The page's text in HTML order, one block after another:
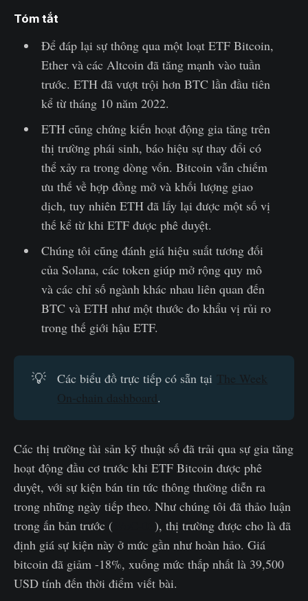
Tóm tắt
Để đáp lại sự thông qua một loạt ETF Bitcoin,
Ether và các Altcoin đã tăng mạnh vào tuần
trước. ETH đã vượt trội hơn BTC lần đầu tiên
kể từ tháng 10 năm 2022.
ETH cũng chứng kiến hoạt động gia tăng trên
thị trường phái sinh, báo hiệu sự thay đổi có
thể xảy ra trong dòng vốn. Bitcoin vẫn chiếm
ưu thế về hợp đồng mở và khối lượng giao
dịch, tuy nhiên ETH đã lấy lại được một số vị
thế kể từ khi ETF được phê duyệt.
Chúng tôi cũng đánh giá hiệu suất tương đối
của Solana, các token giúp mở rộng quy mô
và các chỉ số ngành khác nhau liên quan đến
BTC và ETH như một thước đo khẩu vị rủi ro
trong thế giới hậu ETF.
💡 Các biểu đồ trực tiếp có sẵn tại The Week
On-chain dashboard.
Các thị trường tài sản kỹ thuật số đã trải qua sự gia tăng
hoạt động đầu cơ trước khi ETF Bitcoin được phê
duyệt, với sự kiện bán tin tức thông thường diễn ra
trong những ngày tiếp theo. Như chúng tôi đã thảo luận
trong ấn bản trước (
), thị trường được cho là đã
định giá sự kiện này ở mức gần như hoàn hảo. Giá
bitcoin đã giảm -18%, xuống mức thấp nhất là 39,500
USD tính đến thời điểm viết bài.